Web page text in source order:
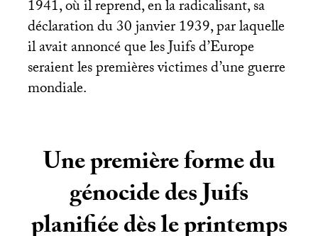
1941, où il reprend, en la radicalisant, sa
déclaration du 30 janvier 1939, par laquelle
il avait annoncé que les Juifs d’Europe
seraient les premières victimes d’une guerre
mondiale.
Une première forme du
génocide des Juifs